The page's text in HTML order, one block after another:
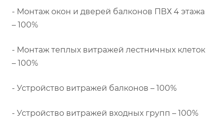
- Монтаж окон и дверей балконов ПВХ 4 этажа
– 100%
- Монтаж теплых витражей лестничных клеток
– 100%
- Устройство витражей балконов – 100%
- Устройство витражей входных групп – 100%